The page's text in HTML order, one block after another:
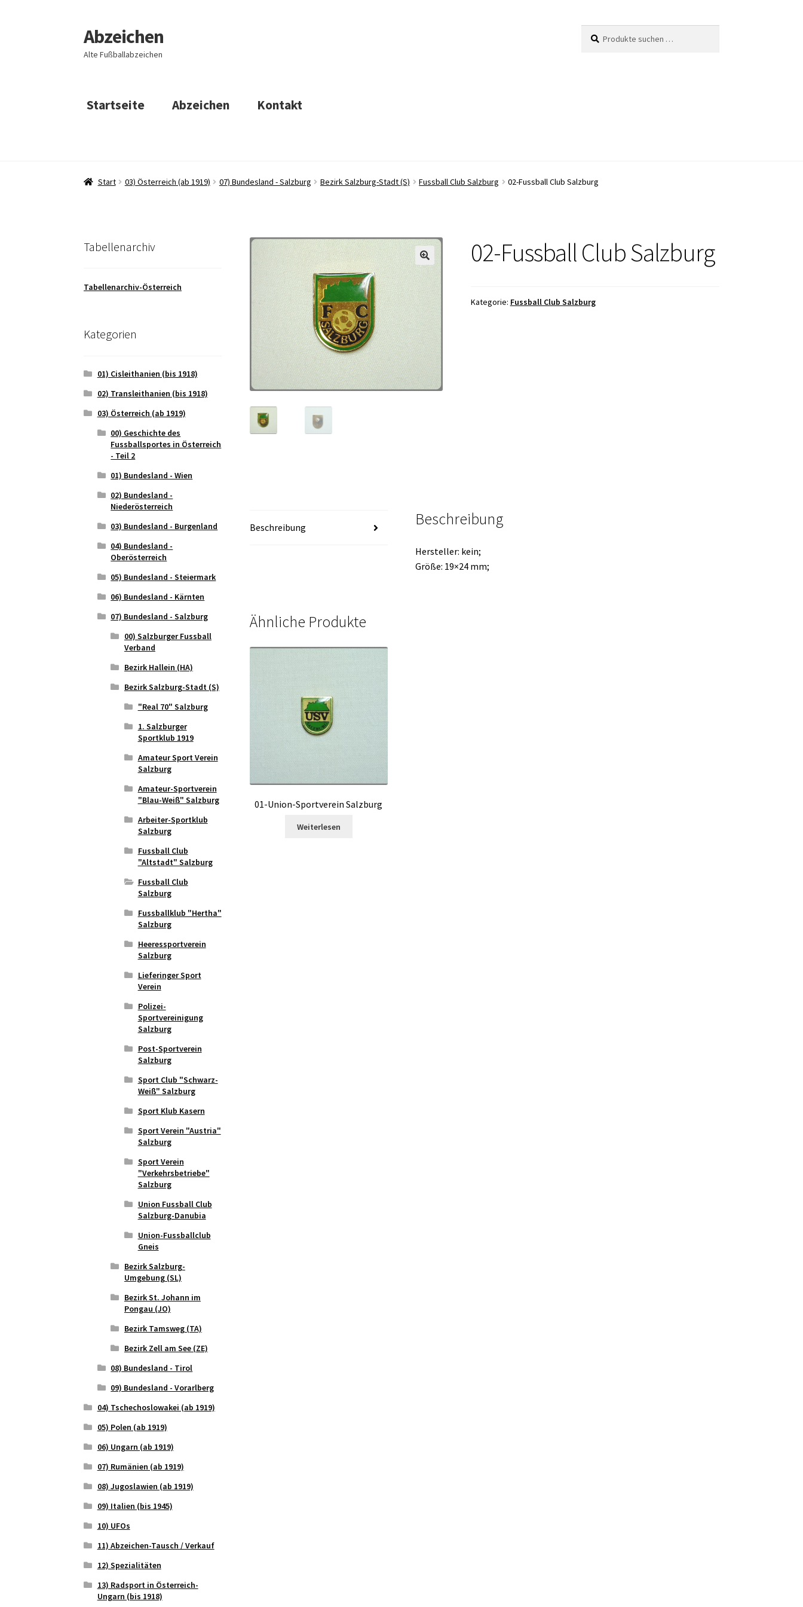
Zur
Navigation
springen
Zum
Inhalt
springen
Abzeichen
Alte Fußballabzeichen
nach:
Startseite Abzeichen Kontakt
Start 03) Österreich (ab 1919) 07) Bundesland - Salzburg Bezirk Salzburg-Stadt (S) Fussball Club Salzburg 02-Fussball Club Salzburg
02-Fussball Club Salzburg
Kategorie: Fussball Club Salzburg
Beschreibung Beschreibung
Hersteller: kein;
Größe: 19×24 mm;
Ähnliche Produkte
01-Union-Sportverein Salzburg
Weiterlesen
Tabellenarchiv
Tabellenarchiv-Österreich
Kategorien
01) Cisleithanien (bis 1918)
02) Transleithanien (bis 1918)
03) Österreich (ab 1919)
00) Geschichte des
Fussballsportes in Österreich
- Teil 2
01) Bundesland - Wien
02) Bundesland -
Niederösterreich
03) Bundesland - Burgenland
04) Bundesland -
Oberösterreich
05) Bundesland - Steiermark
06) Bundesland - Kärnten
07) Bundesland - Salzburg
00) Salzburger Fussball
Verband
Bezirk Hallein (HA)
Bezirk Salzburg-Stadt (S)
"Real 70" Salzburg
1. Salzburger
Sportklub 1919
Amateur Sport Verein
Salzburg
Amateur-Sportverein
"Blau-Weiß" Salzburg
Arbeiter-Sportklub
Salzburg
Fussball Club
"Altstadt" Salzburg
Fussball Club
Salzburg
Fussballklub "Hertha"
Salzburg
Heeressportverein
Salzburg
Lieferinger Sport
Verein
Polizei-
Sportvereinigung
Salzburg
Post-Sportverein
Salzburg
Sport Club "Schwarz-
Weiß" Salzburg
Sport Klub Kasern
Sport Verein "Austria"
Salzburg
Sport Verein
"Verkehrsbetriebe"
Salzburg
Union Fussball Club
Salzburg-Danubia
Union-Fussballclub
Gneis
Bezirk Salzburg-
Umgebung (SL)
Bezirk St. Johann im
Pongau (JO)
Bezirk Tamsweg (TA)
Bezirk Zell am See (ZE)
08) Bundesland - Tirol
09) Bundesland - Vorarlberg
04) Tschechoslowakei (ab 1919)
05) Polen (ab 1919)
06) Ungarn (ab 1919)
07) Rumänien (ab 1919)
08) Jugoslawien (ab 1919)
09) Italien (bis 1945)
10) UFOs
11) Abzeichen-Tausch / Verkauf
12) Spezialitäten
13) Radsport in Österreich-
Ungarn (bis 1918)